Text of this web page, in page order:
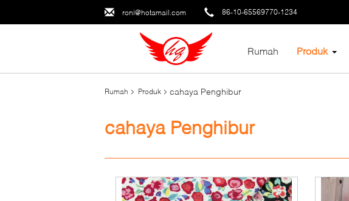
roni@hotamail.com 86-10-65569770-1234
Rumah Produk
Rumah Produk cahaya Penghibur
cahaya Penghibur